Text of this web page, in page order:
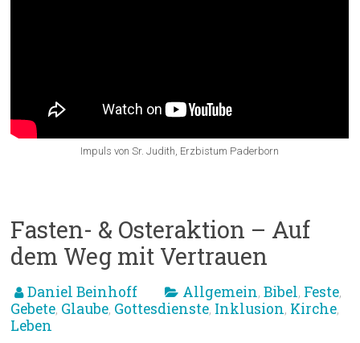
Impuls von Sr. Judith, Erzbistum Paderborn
Fasten- & Osteraktion – Auf
dem Weg mit Vertrauen
Daniel Beinhoff Allgemein,Bibel, Feste,
Gebete, Glaube, Gottesdienste, Inklusion, Kirche,
Leben